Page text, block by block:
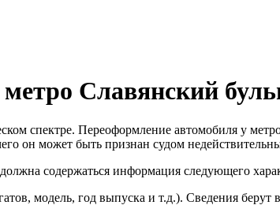
Славянский
спектре. Переоформление автомобиля у
он может быть признан судом
содержаться информация следующего
модель, год выпуска и т.д.). Сведения берут